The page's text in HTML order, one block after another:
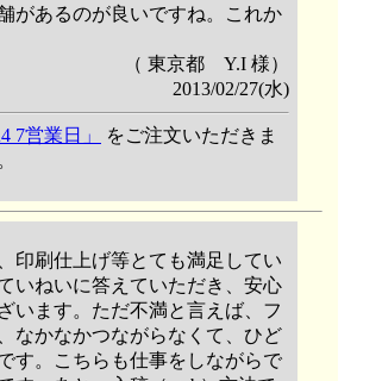
があるのが良いですね。これか
（ 東京都 Y.I 様）
2013/02/27(水)
7営業日」
をご注文いただきま
印刷仕上げ等とても満足してい
いねいに答えていただき、安心
います。ただ不満と言えば、フ
なかなかつながらなくて、ひど
す。こちらも仕事をしながらで